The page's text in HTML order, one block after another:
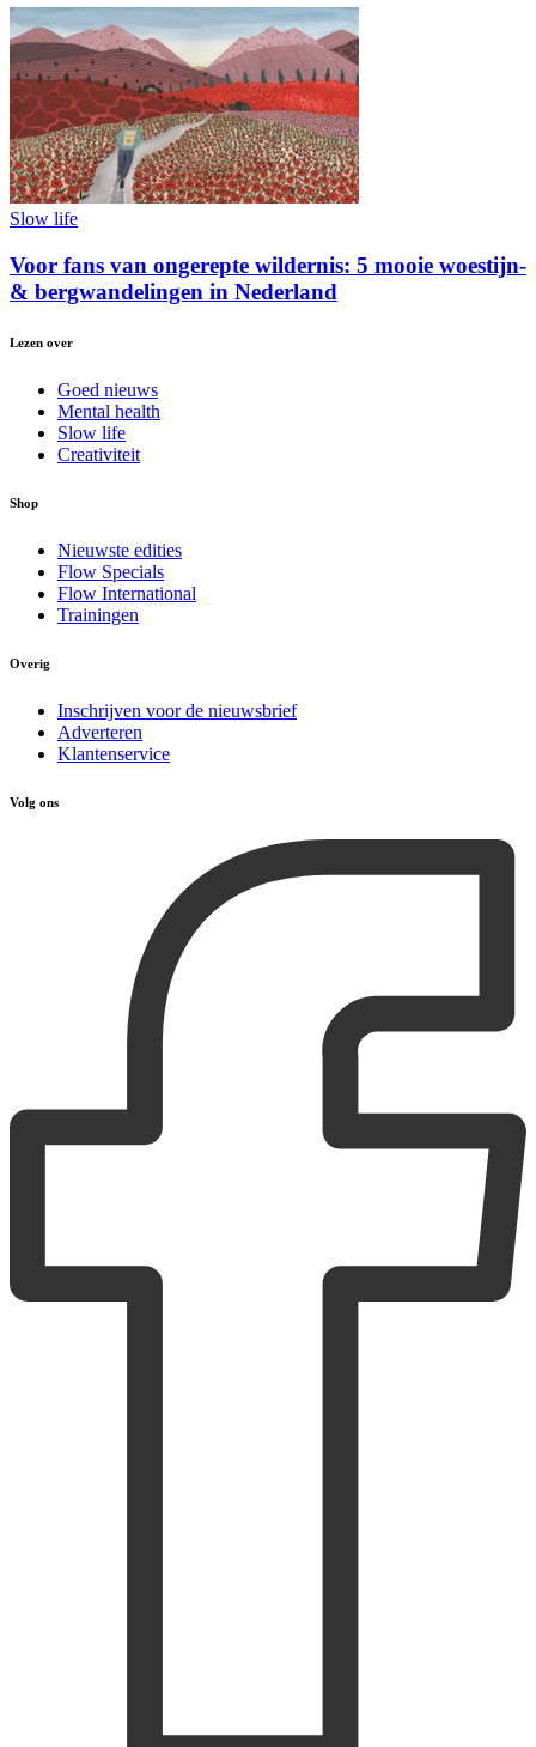
Slow life
Voor fans van ongerepte wildernis: 5 mooie woestijn-
& bergwandelingen in Nederland
Lezen over
Goed nieuws
Mental health
Slow life
Creativiteit
Shop
Nieuwste edities
Flow Specials
Flow International
Trainingen
Overig
Inschrijven voor de nieuwsbrief
Adverteren
Klantenservice
Volg ons